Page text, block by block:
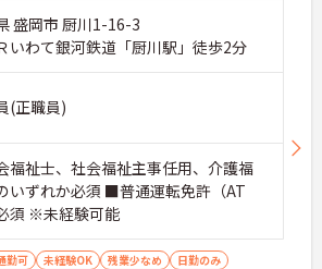
盛岡市 厨川1-16-3
いわて銀河鉄道「厨川駅」徒歩2分
(正職員)
福祉士、社会福祉主事任用、介護福
いずれか必須 ■普通運転免許（AT
須 ※未経験可能
勤可 未経験OK 残業少なめ
日勤のみ